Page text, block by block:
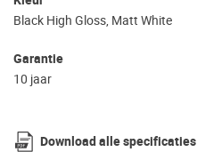
Black High Gloss, Matt White
Garantie
10 jaar
Download alle specificaties